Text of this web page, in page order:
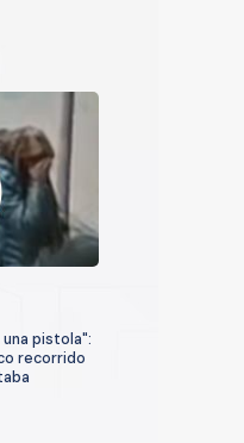
pistola":
recorrido